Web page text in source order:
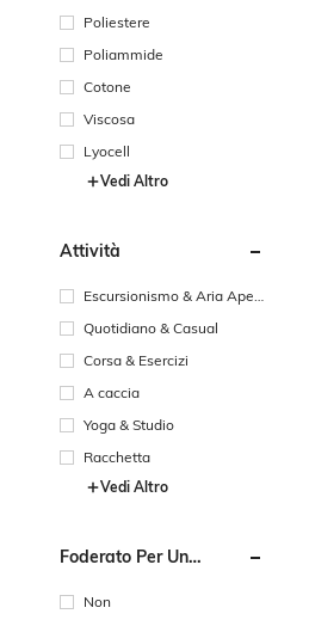
Poliestere
Poliammide
Cotone
Viscosa
Lyocell
Vedi Altro
Attività
Escursionismo & Aria Apert
Quotidiano & Casual
Corsa & Esercizi
A caccia
Yoga & Studio
Racchetta
Vedi Altro
Foderato Per Un
Non